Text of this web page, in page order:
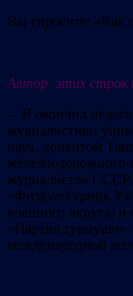
Вы спросите: «Как
Автор этих строк
– Я окончил
журналистики
наук, доцентом
железнодорожного
журналистов СССР,
«Физкультурник
военного округа)
«Партия турмуши»
международной